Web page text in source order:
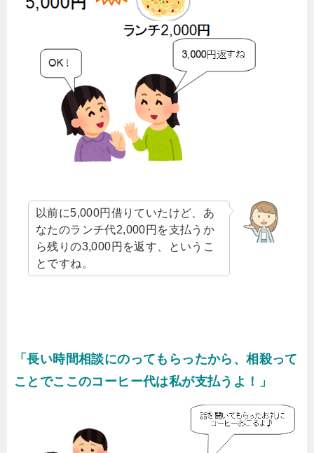
以前に5,000円借りていたけど、あ
なたのランチ代2,000円を支払うか
ら残りの3,000円を返す、というこ
とですね。
「長い時間相談にのってもらったから、相殺って
ことでここのコーヒー代は私が支払うよ！」